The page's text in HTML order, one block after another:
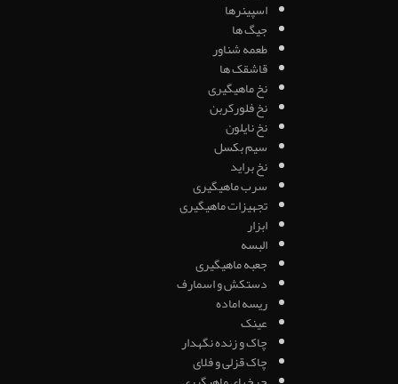
اسپینرها
جیگ ها
طعمه شناور
قاشقک ها
نخ ماهیگیری
نخ فلورکربن
نخ نایلون
سیم بکسل
نخ براید
سرب ماهیگیری
تجهیزات ماهیگیری
ابزار
البسه
جعبه ماهیگیری
دستکش و اسمارف
ریسه اماده
عینک
چاک و زنده نگهدار
چاک قزلی و فلای